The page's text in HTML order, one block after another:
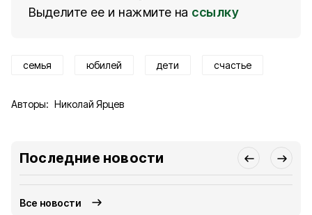
Выделите ее и нажмите на ссылку
семья юбилей дети счастье
Авторы: Николай Ярцев
Последние новости
Все новости